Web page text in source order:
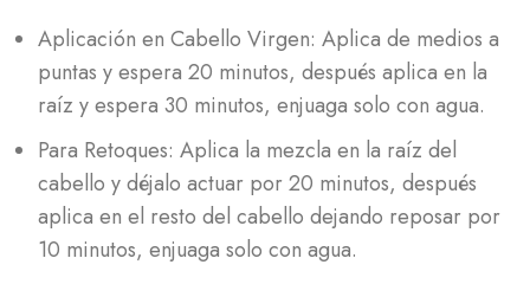
Aplicación en Cabello Virgen: Aplica de medios a
puntas y espera 20 minutos, después aplica en la
raíz y espera 30 minutos, enjuaga solo con agua.
Para Retoques: Aplica la mezcla en la raíz del
cabello y déjalo actuar por 20 minutos, después
aplica en el resto del cabello dejando reposar por
10 minutos, enjuaga solo con agua.